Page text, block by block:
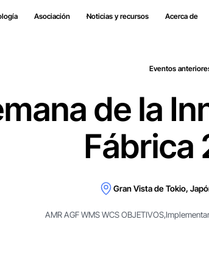
Asociación Noticias y recursos Acerca de
Eventos
de la
Fábrica
Gran Vista de Tokio,
AMR AGF WMS WCS